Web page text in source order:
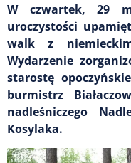
W czwartek, 29
uroczystości
walk z
Wydarzenie
starostę
burmistrz
nadleśniczego
Kosylaka.